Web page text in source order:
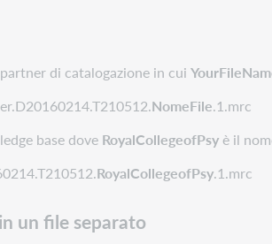
di catalogazione in cui
NomeFile.1.mrc
base dove RoyalCollegeofPsy è il
RoyalCollegeofPsy.1.mrc
un file separato